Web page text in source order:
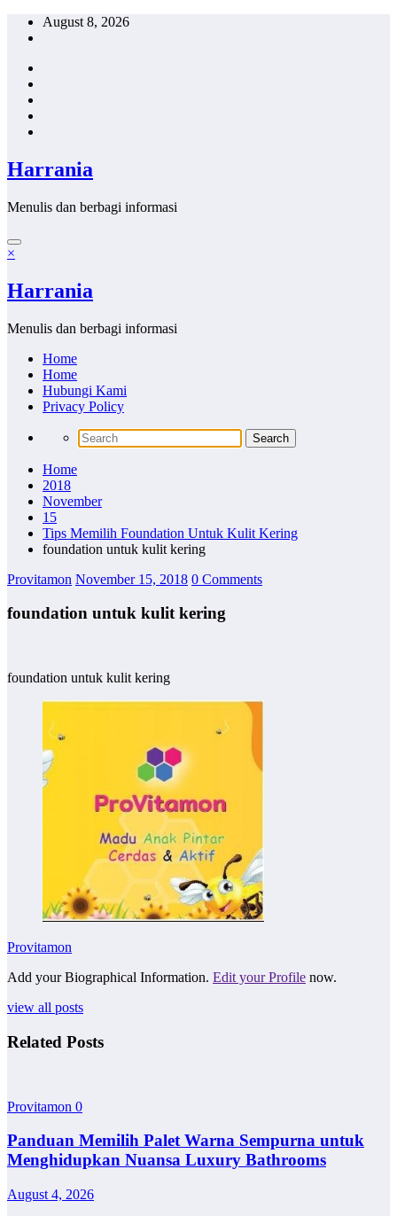
Skip
August 8, 2026
Harrania
Menulis dan berbagi informasi
×
Harrania
Menulis dan berbagi informasi
Home
Home
Hubungi Kami
Privacy Policy
Home
2018
November
15
Tips Memilih Foundation Untuk Kulit Kering
foundation untuk kulit kering
Provitamon November 15, 2018 0 Comments
foundation untuk kulit kering
foundation untuk kulit kering
Provitamon
Add your Biographical Information. Edit your Profile now.
view all posts
Related Posts
Provitamon 0
Panduan Memilih Palet Warna Sempurna untuk
Menghidupkan Nuansa Luxury Bathrooms
August 4, 2026